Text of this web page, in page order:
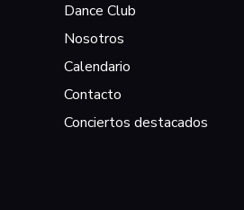
Dance Club
Nosotros
Calendario
Contacto
Conciertos destacados